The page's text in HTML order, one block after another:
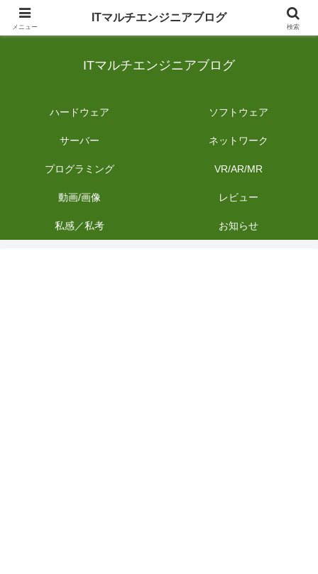
日常のIT業務を備忘録として発信。商品レビューやDIYの作業内容も投稿しま
ITマルチエンジニアブログ
ハードウェア ソフトウェア
サーバー ネットワーク
プログラミング VR/AR/MR
動画/画像 レビュー
私感／私考 お知らせ
メニュー
ITマルチエンジニアブログ
検索